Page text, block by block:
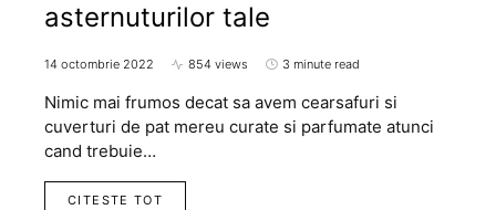
asternuturilor tale
14 octombrie 2022 854 views 3 minute read
Nimic mai frumos decat sa avem cearsafuri si
cuverturi de pat mereu curate si parfumate atunci
cand trebuie…
CITESTE TOT